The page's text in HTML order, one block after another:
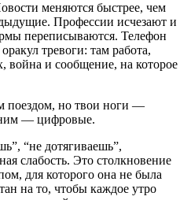
меняются быстрее, чем
Профессии исчезают и
переписываются. Телефон
тревоги: там работа,
война и сообщение, на которое
поездом, но твои ноги —
ним — цифровые.
“не дотягиваешь”,
слабость. Это столкновение
для которого она не была
на то, чтобы каждое утро